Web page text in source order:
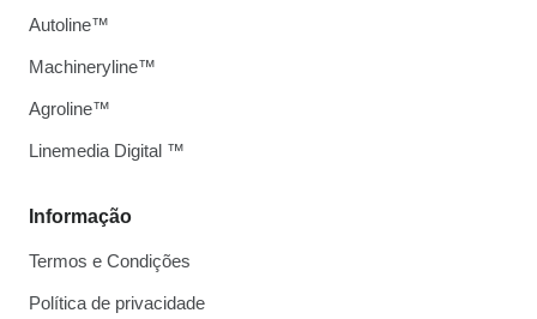
Informação
Termos e Condições
Política de privacidade
Autoline™
Machineryline™
Agroline™
Linemedia Digital ™